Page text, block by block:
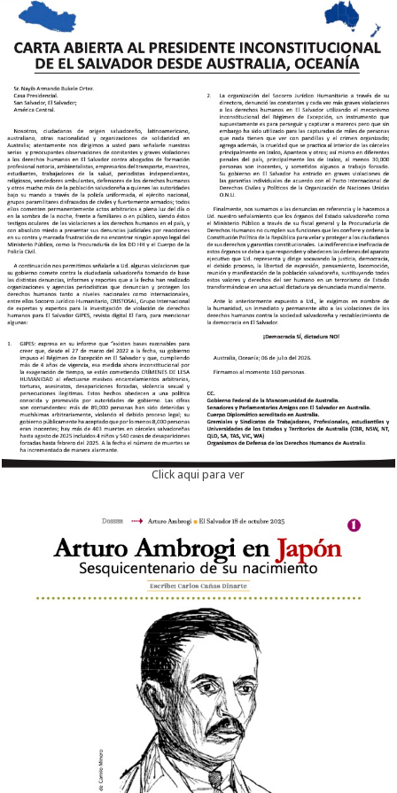
Click aqui para ver